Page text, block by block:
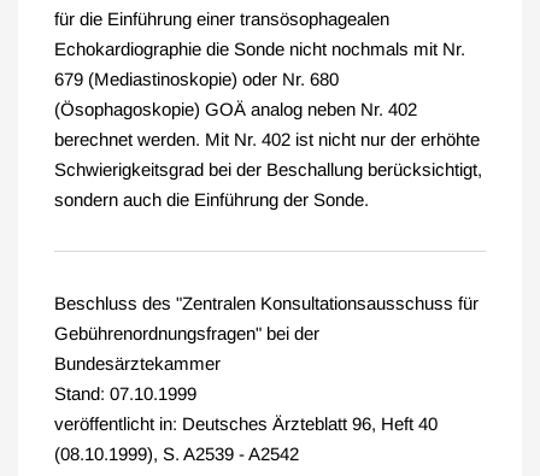
für die Einführung einer transösophagealen
Echokardiographie die Sonde nicht nochmals mit Nr.
679 (Mediastinoskopie) oder Nr. 680
(Ösophagoskopie) GOÄ analog neben Nr. 402
berechnet werden. Mit Nr. 402 ist nicht nur der erhöhte
Schwierigkeitsgrad bei der Beschallung berücksichtigt,
sondern auch die Einführung der Sonde.
Beschluss des "Zentralen Konsultationsausschuss für
Gebührenordnungsfragen" bei der
Bundesärztekammer
Stand: 07.10.1999
veröffentlicht in: Deutsches Ärzteblatt 96, Heft 40
(08.10.1999), S. A2539 - A2542